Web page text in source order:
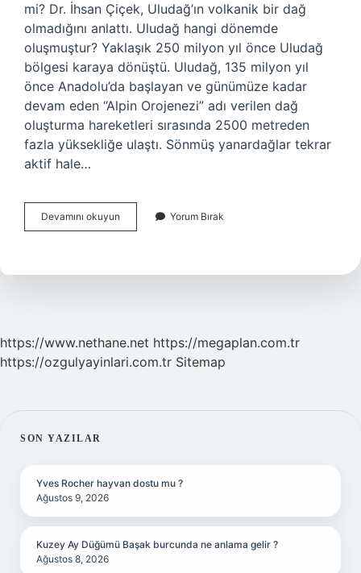
mi? Dr. İhsan Çiçek, Uludağ’ın volkanik bir dağ
olmadığını anlattı. Uludağ hangi dönemde
oluşmuştur? Yaklaşık 250 milyon yıl önce Uludağ
bölgesi karaya dönüştü. Uludağ, 135 milyon yıl
önce Anadolu’da başlayan ve günümüze kadar
devam eden “Alpin Orojenezi” adı verilen dağ
oluşturma hareketleri sırasında 2500 metreden
fazla yüksekliğe ulaştı. Sönmüş yanardağlar tekrar
aktif hale…
Devamını okuyun
Ne
Yorum Bırak
https://www.nethane.net https://megaplan.com.tr
https://ozgulyayinlari.com.tr Sitemap
SIDEBAR
SON YAZILAR
Yves Rocher hayvan dostu mu ?
Ağustos 9, 2026
Kuzey Ay Düğümü Başak burcunda ne anlama gelir ?
Ağustos 8, 2026